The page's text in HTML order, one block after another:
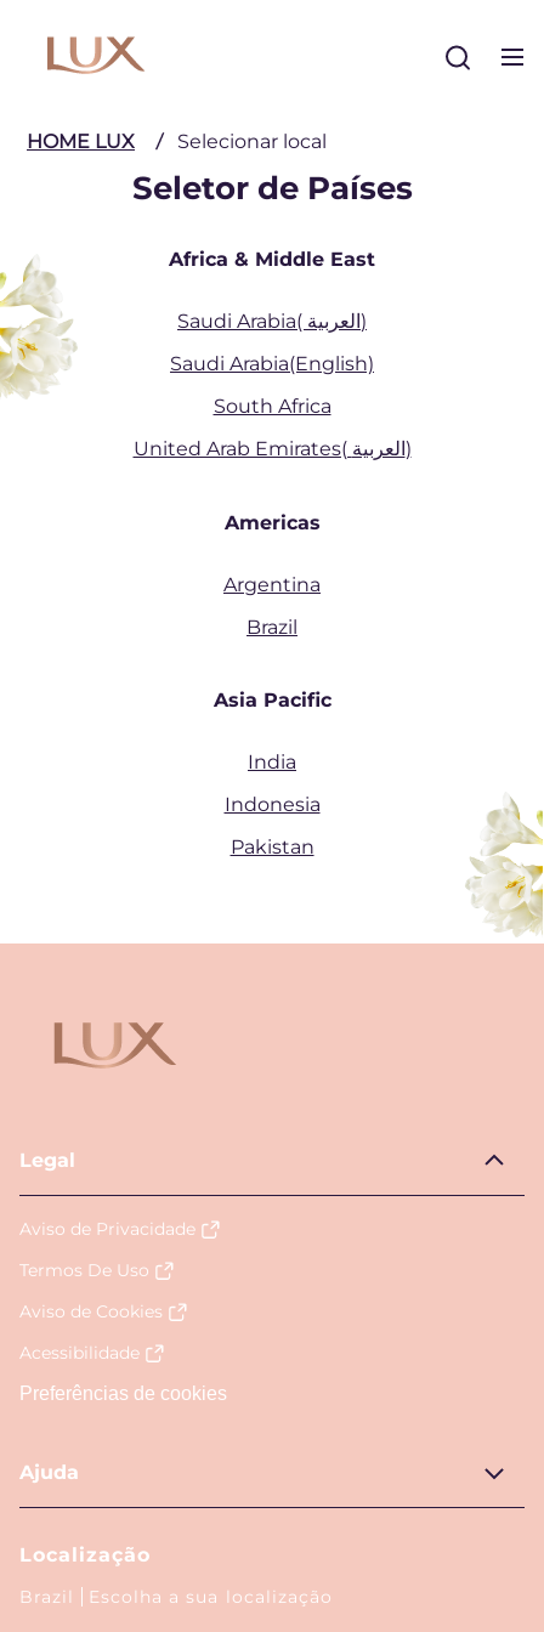
Buscar
HOME LUX Selecionar local
Seletor de Países
Africa & Middle East
Saudi Arabia( العربية)
Saudi Arabia(English)
South Africa
United Arab Emirates( العربية)
Americas
Argentina
Brazil
Asia Pacific
India
Indonesia
Pakistan
Legal
Aviso de Privacidade
Termos De Uso
Aviso de Cookies
Acessibilidade
Preferências de cookies
Ajuda
Localização
Brazil Escolha a sua localização